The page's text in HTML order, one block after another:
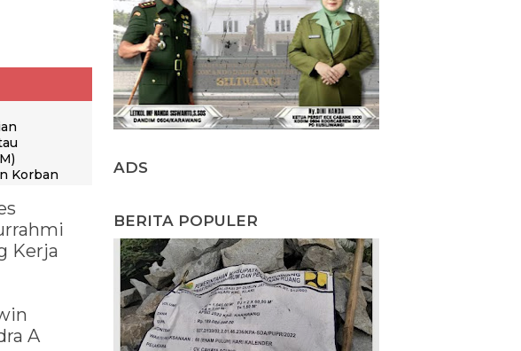
Korban
Kerja
A
ADS
BERITA POPULER